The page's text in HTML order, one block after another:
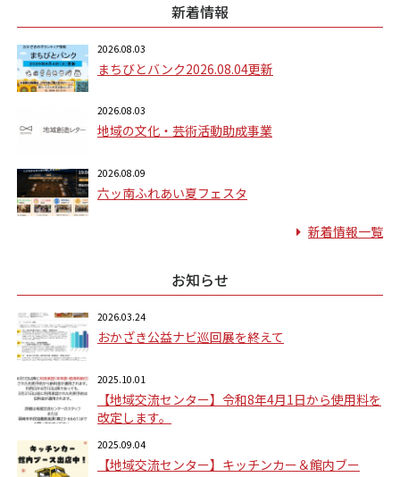
新着情報
2026.08.03
まちびとバンク2026.08.04更新
2026.08.03
地域の文化・芸術活動助成事業
2026.08.09
六ッ南ふれあい夏フェスタ
新着情報一覧
お知らせ
2026.03.24
おかざき公益ナビ巡回展を終えて
2025.10.01
【地域交流センター】令和8年4月1日から使用料を
改定します。
2025.09.04
【地域交流センター】キッチンカー＆館内ブー